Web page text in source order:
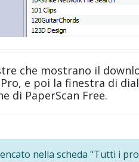
che mostrano il
e poi la finestra di
di PaperScan Free.
nella scheda "Tutti i